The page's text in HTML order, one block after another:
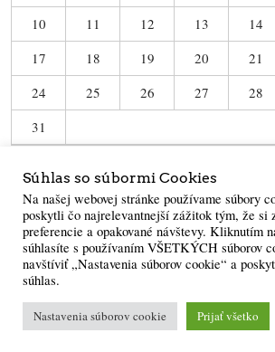
10
11 12 13 14
17
18 19 20 21
24
25 26 27 28
31
Súhlas so súbormi Cookies
Na našej webovej stránke používame súbory
poskytli čo najrelevantnejší zážitok tým, že si
preferencie a opakované návštevy. Kliknutím
súhlasíte s používaním VŠETKÝCH súborov
navštíviť „Nastavenia súborov cookie“ a
súhlas.
Nastavenia súborov cookie Prijať všetko